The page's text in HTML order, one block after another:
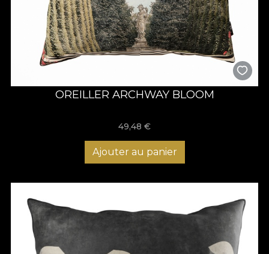
OREILLER ARCHWAY BLOOM
49,48 €
Ajouter au panier